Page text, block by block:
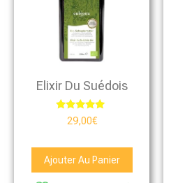
Elixir Du Suédois
Note
5.00
29,00€
Ajouter Au Panier